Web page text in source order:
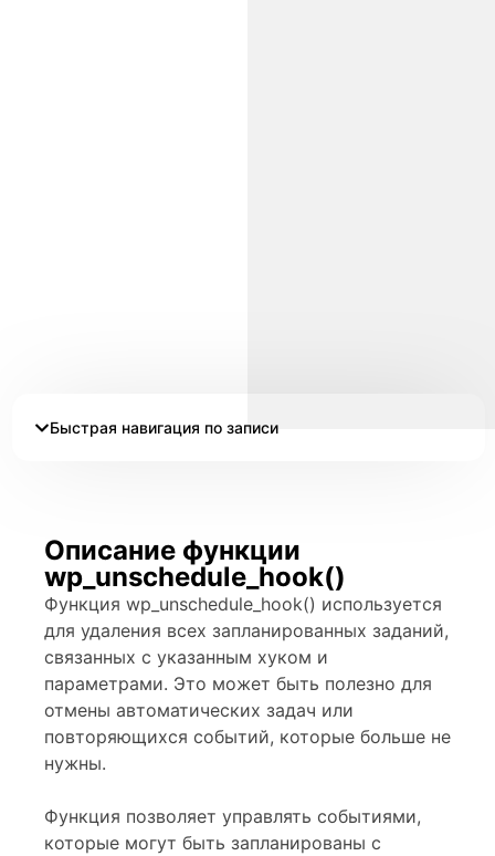
Быстрая навигация по записи
Описание функции
wp_unschedule_hook()
Функция wp_unschedule_hook() используется
для удаления всех запланированных заданий,
связанных с указанным хуком и
параметрами. Это может быть полезно для
отмены автоматических задач или
повторяющихся событий, которые больше не
нужны.
Функция позволяет управлять событиями,
которые могут быть запланированы с